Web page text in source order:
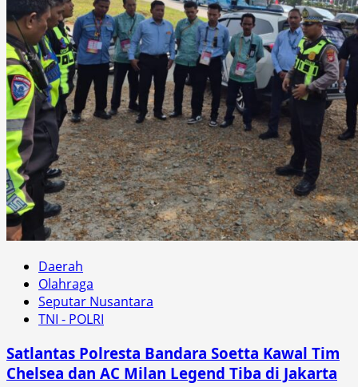
Daerah
Olahraga
Seputar Nusantara
TNI - POLRI
Satlantas Polresta Bandara Soetta Kawal Tim
Chelsea dan AC Milan Legend Tiba di Jakarta